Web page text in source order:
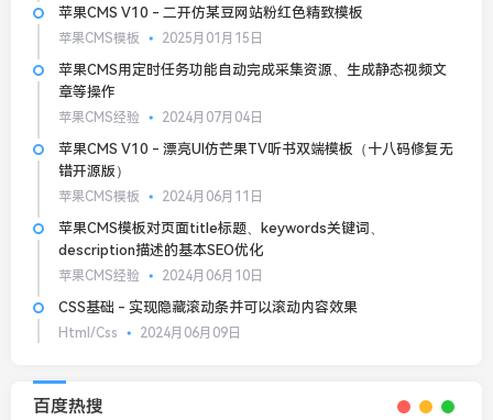
苹果CMS V10 - 二开仿某豆网站粉红色精致模板
苹果CMS模板 2025月01月15日
苹果CMS用定时任务功能自动完成采集资源、生成静态视频文
章等操作
苹果CMS经验 2024月07月04日
苹果CMS V10 - 漂亮UI仿芒果TV听书双端模板（十八码修复无
错开源版）
苹果CMS模板 2024月06月11日
苹果CMS模板对页面title标题、keywords关键词、
description描述的基本SEO优化
苹果CMS经验 2024月06月10日
CSS基础 - 实现隐藏滚动条并可以滚动内容效果
Html/Css 2024月06月09日
百度热搜